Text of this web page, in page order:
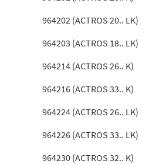
964202 (ACTROS 20.. LK)
964203 (ACTROS 18.. LK)
964214 (ACTROS 26.. K)
964216 (ACTROS 33.. K)
964224 (ACTROS 26.. LK)
964226 (ACTROS 33.. LK)
964230 (ACTROS 32.. K)